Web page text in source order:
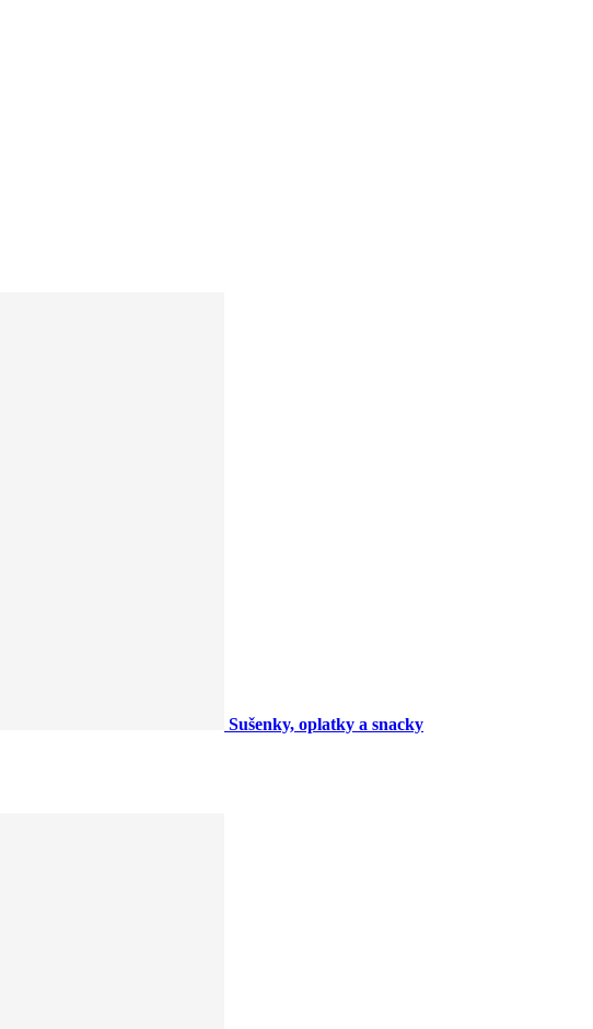
Sušenky, oplatky a snacky